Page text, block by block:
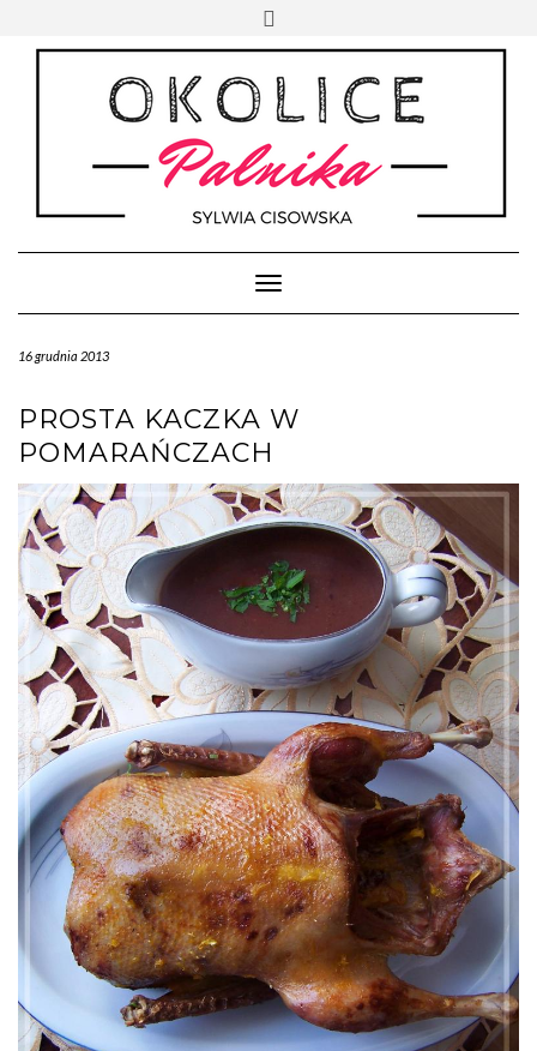
content
Toggle Navigation
16 grudnia 2013
PROSTA KACZKA W
POMARAŃCZACH